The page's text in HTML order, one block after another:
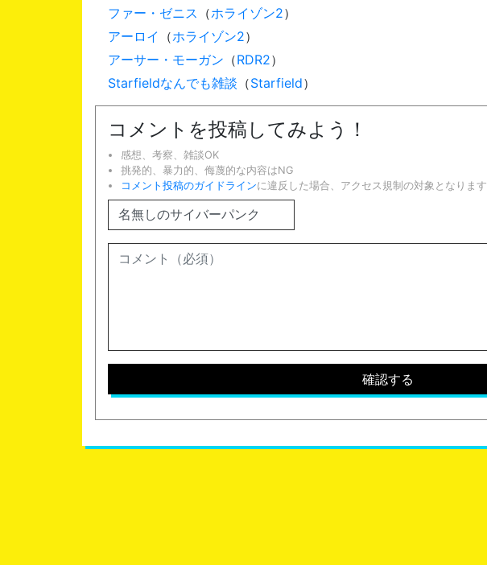
ファー・ゼニス （ホライゾン2）
アーロイ
（ホライゾン2）
アーサー・モーガン （RDR2）
Starfieldなんでも雑談 （Starfield）
コメントを投稿してみよう！
感想、考察、雑談OK
挑発的、暴力的、侮蔑的な内容はNG
コメント投稿のガイドラインに違反した場合、アクセス規制の対象となります